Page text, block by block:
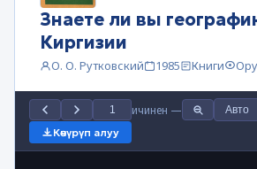
Знаете ли вы
Киргизии
О. О. Рутковский 1985 Книги
ичинен —
Көчүрүп алуу